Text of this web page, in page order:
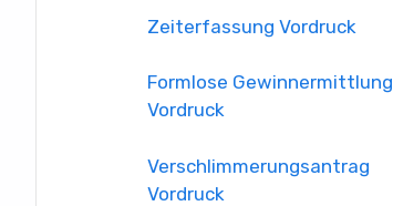
Zeiterfassung Vordruck
Formlose Gewinnermittlung
Vordruck
Verschlimmerungsantrag
Vordruck